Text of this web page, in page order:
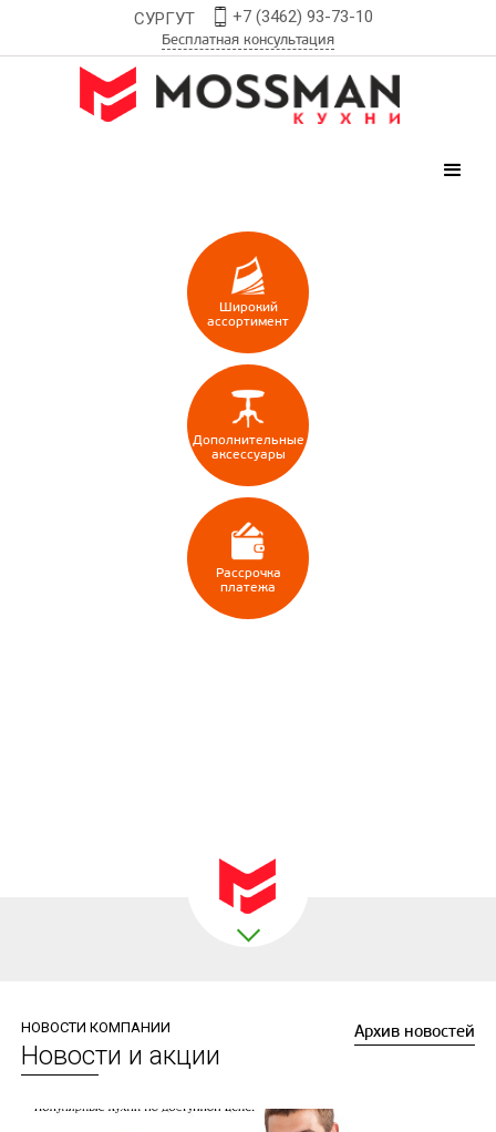
СУРГУТ +7 (3462) 93-73-10
Бесплатная консультация
Широкий
ассортимент
Дополнительные
аксессуары
Рассрочка
платежа
НОВОСТИ КОМПАНИИ
Новости и акции
Архив новостей